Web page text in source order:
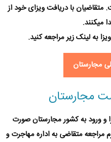
با دریافت ویزای خود از
میکنند.
به لینک زیر مراجعه کنید.
مجارستان
مجارستان
و‌ ورود به کشور مجارستان صورت
مراجعه متقاضی به اداره مهاجرت و